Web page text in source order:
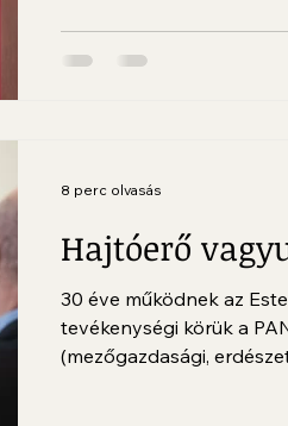
und operativen
Hajtóerő
30 éve működnek az
tevékenységi körük a
(mezőgazdasági,
8 perc olvasás